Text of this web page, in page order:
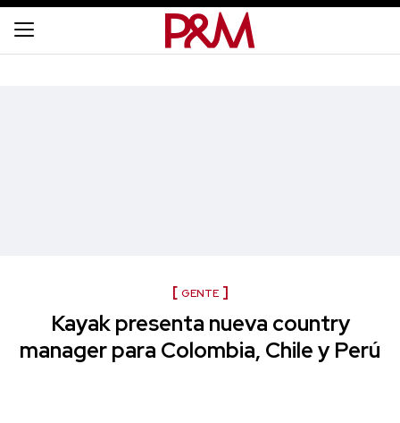
GENTE
Kayak presenta nueva country
manager para Colombia, Chile y Perú